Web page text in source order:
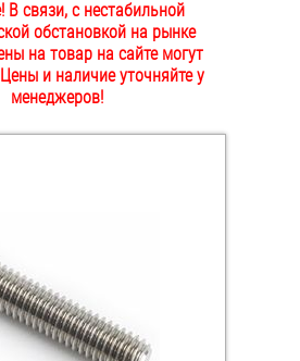
Заклепки)
В связи, с нестабильной
обстановкой на рынке
на товар на сайте могут
и наличие уточняйте у
менеджеров!